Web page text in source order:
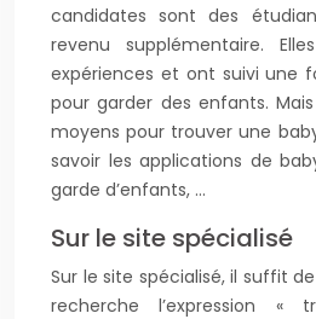
candidates sont des
revenu supplémentaire.
expériences et ont suivi une
pour garder des enfants.
moyens pour trouver une
savoir les applications de
garde d’enfants, …
Sur le site spécialisé
Sur le site spécialisé, il suffit
recherche l’expression «